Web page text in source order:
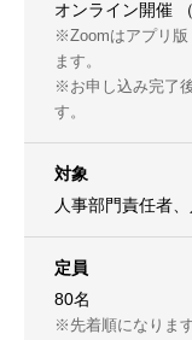
オンライン開催
※Zoomはアプリ版
ます。
※お申し込み完了
す。
対象
人事部門責任者
定員
80名
※先着順になりま